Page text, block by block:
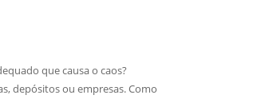
que causa o caos?
depósitos ou empresas. Como